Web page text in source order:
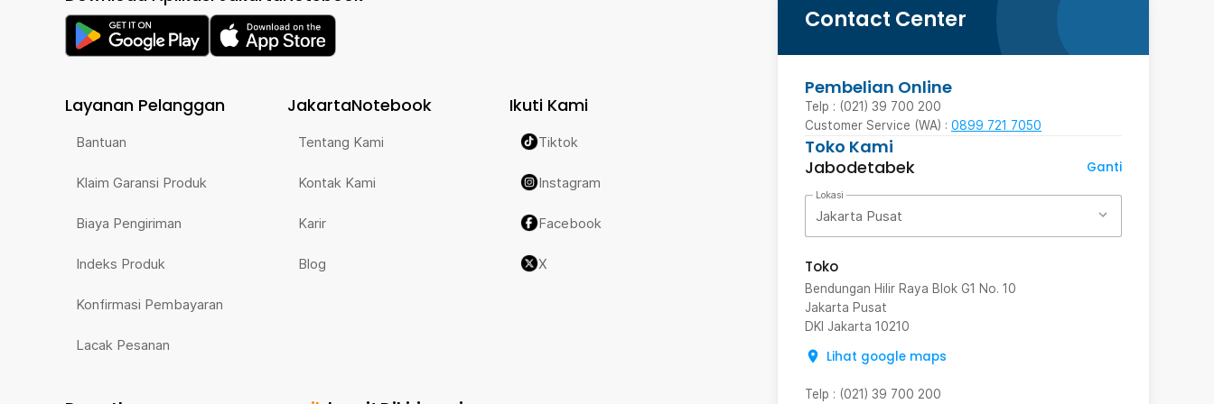
Contact Center
Pembelian Online
Telp : (021) 39 700 200
Customer Service (WA) : 0899 721 7050
Toko Kami
Jabodetabek
Ganti
Lokasi
Jakarta Pusat
Toko
Bendungan Hilir Raya Blok G1 No. 10
Jakarta Pusat
DKI Jakarta 10210
Lihat google maps
Telp : (021) 39 700 200
Layanan Pelanggan
Bantuan
Klaim Garansi Produk
Biaya Pengiriman
Indeks Produk
Konfirmasi Pembayaran
Lacak Pesanan
JakartaNotebook
Tentang Kami
Kontak Kami
Karir
Blog
Ikuti Kami
Tiktok
Instagram
Facebook
X